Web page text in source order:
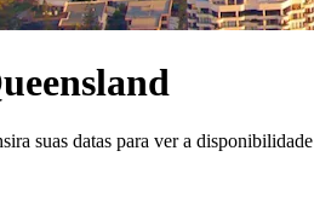
suas datas para ver a disponibilidade